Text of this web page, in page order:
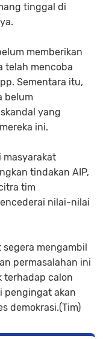
tinggal di
memberikan
telah mencoba
Sementara itu,
belum
yang
ini.
masyarakat
tindakan AIP,
tim
nilai-nilai
mengambil
permasalahan ini
terhadap calon
pengingat akan
demokrasi.(Tim)